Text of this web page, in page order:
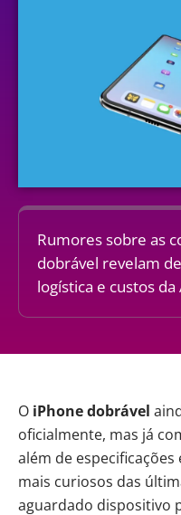
Rumores sobre as
dobrável revelam
logística e custos da
O iPhone dobrável
oficialmente, mas já
além de
mais curiosos das
aguardado dispositivo